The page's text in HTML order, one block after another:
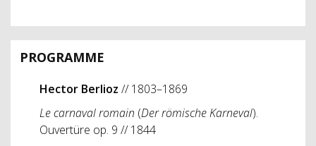
PROGRAMME
Hector Berlioz // 1803–1869
Le carnaval romain (Der römische Karneval).
Ouvertüre op. 9 // 1844